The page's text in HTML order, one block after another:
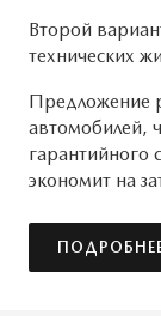
Второй
технических
Предложение
автомобилей,
гарантийного
экономит на